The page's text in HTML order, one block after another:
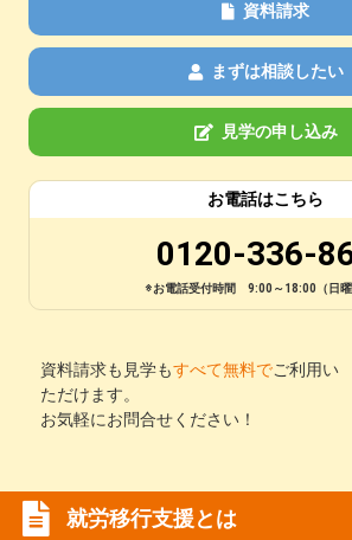
資料請求
まずは相談したい
見学の申し込み
お電話はこちら
0120-336-
※お電話受付時間 9:00～18:00（日曜
資料請求も見学もすべて無料でご利用い
ただけます。
お気軽にお問合せください！
就労移行支援とは